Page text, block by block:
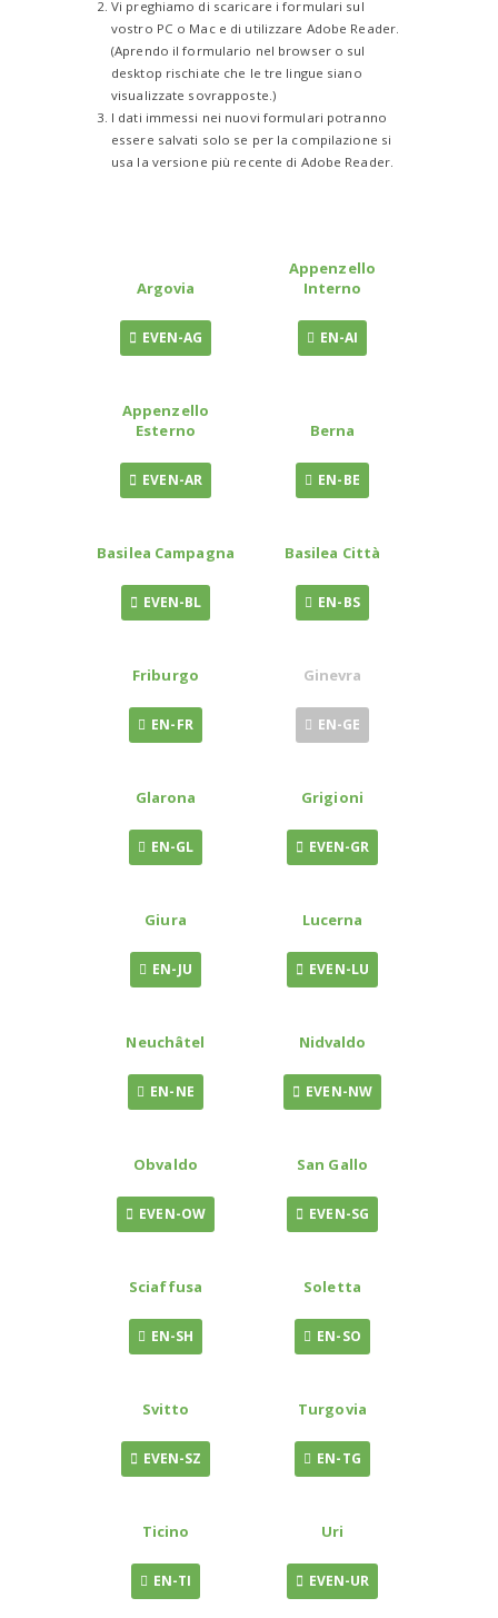
Vi preghiamo di scaricare i formulari sul
vostro PC o Mac e di utilizzare Adobe Reader.
(Aprendo il formulario nel browser o sul
desktop rischiate che le tre lingue siano
visualizzate sovrapposte.)
I dati immessi nei nuovi formulari potranno
essere salvati solo se per la compilazione si
usa la versione più recente di Adobe Reader.
Argovia
EVEN-AG
Appenzello
Interno
EN-AI
Appenzello
Esterno
EVEN-AR
Berna
EN-BE
Basilea Campagna
EVEN-BL
Basilea Città
EN-BS
Friburgo
EN-FR
Ginevra
EN-GE
Glarona
EN-GL
Grigioni
EVEN-GR
Giura
EN-JU
Lucerna
EVEN-LU
Neuchâtel
EN-NE
Nidvaldo
EVEN-NW
Obvaldo
EVEN-OW
San Gallo
EVEN-SG
Sciaffusa
EN-SH
Soletta
EN-SO
Svitto
EVEN-SZ
Turgovia
EN-TG
Ticino
EN-TI
Uri
EVEN-UR